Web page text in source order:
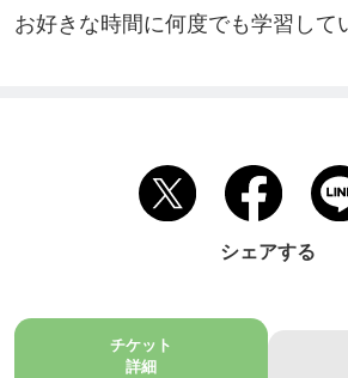
お好きな時間に何度でも学習して
シェアする
チケット
詳細